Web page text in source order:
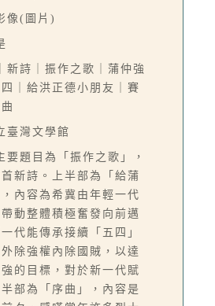
像(圖片)
新詩｜振作之歌｜蒲仲強
四｜給洪正德小朋友｜賽
臺灣文學館
要題目為「振作之歌」，
新詩。上半部為「給蒲
內容為希冀由年輕一代
動整體積極奮發向前邁
代能傳承接續「五四」
除強權內除國賊，以達
的目標，對於新一代賦
部為「序曲」，內容是